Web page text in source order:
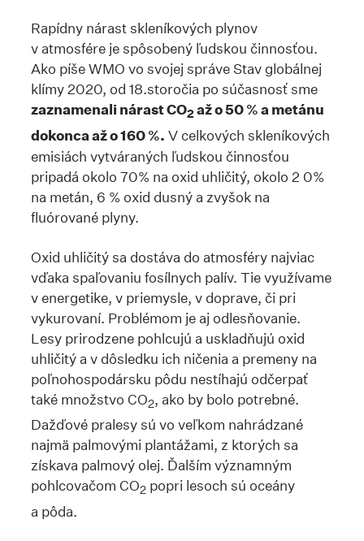
Rapídny nárast skleníkových plynov
v atmosfére je spôsobený ľudskou činnosťou.
Ako píše WMO vo svojej správe Stav globálnej
klímy 2020, od 18.storočia po súčasnosť sme
zaznamenali nárast CO2až o 50 % a metánu
dokonca až o 160 %. V celkových skleníkových
emisiách vytváraných ľudskou činnosťou
pripadá okolo 70% na oxid uhličitý, okolo 2 0%
na metán, 6 % oxid dusný a zvyšok na
fluórované plyny.
Oxid uhličitý sa dostáva do atmosféry najviac
vďaka spaľovaniu fosílnych palív. Tie využívame
v energetike, v priemysle, v doprave, či pri
vykurovaní. Problémom je aj odlesňovanie.
Lesy prirodzene pohlcujú a uskladňujú oxid
uhličitý a v dôsledku ich ničenia a premeny na
poľnohospodársku pôdu nestíhajú odčerpať
také množstvo CO2, ako by bolo potrebné.
Dažďové pralesy sú vo veľkom nahrádzané
najmä palmovými plantážami, z ktorých sa
získava palmový olej. Ďalším významným
pohlcovačom CO2 popri lesoch sú oceány
a pôda.